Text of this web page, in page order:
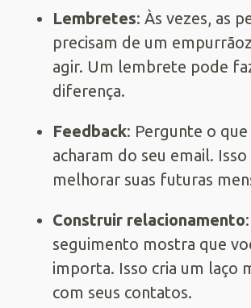
Lembretes: Às vezes, as
precisam de um
agir. Um lembrete pode
diferença.
Feedback: Pergunte o que
acharam do seu email. Isso
melhorar suas futuras
Construir relacionamento
seguimento mostra que
importa. Isso cria um laço
com seus contatos.